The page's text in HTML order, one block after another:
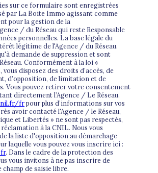
sur ce formulaire sont enregistrées
par La Boite Immo agissant comme
pour la gestion de la
/ du Réseau qui reste Responsable
personnelles. La base légale du
légitime de l'Agence / du Réseau.
demande de suppression et sont
Conformément à la loi «
disposez des droits d’accès, de
d’opposition, de limitation et de
Vous pouvez retirer votre consentement
directement l’Agence / Le Réseau.
frpour plus d’informations sur vos
avoir contacté l'Agence / le Réseau,
et Libertés » ne sont pas respectés,
à la CNIL. Nous vous
la liste d'opposition au démarchage
laquelle vous pouvez vous inscrire ici :
. Dans le cadre de la protection des
vous invitons à ne pas inscrire de
champ de saisie libre.